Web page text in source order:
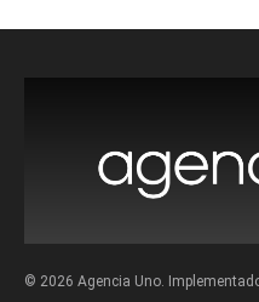
© 2026 Agencia Uno.